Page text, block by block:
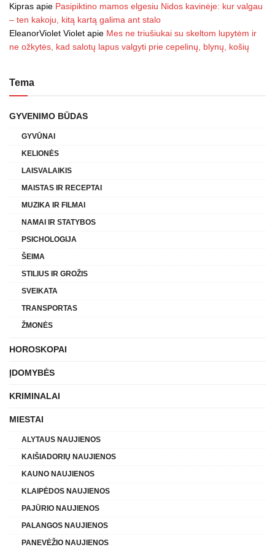
Kipras apie Pasipiktino mamos elgesiu Nidos kavinėje: kur valgau
– ten kakoju, kitą kartą galima ant stalo
EleanorViolet Violet apie Mes ne triušiukai su skeltom lupytėm ir
ne ožkytės, kad salotų lapus valgyti prie cepelinų, blynų, košių
Tema
GYVENIMO BŪDAS
GYVŪNAI
KELIONĖS
LAISVALAIKIS
MAISTAS IR RECEPTAI
MUZIKA IR FILMAI
NAMAI IR STATYBOS
PSICHOLOGIJA
ŠEIMA
STILIUS IR GROŽIS
SVEIKATA
TRANSPORTAS
ŽMONĖS
HOROSKOPAI
ĮDOMYBĖS
KRIMINALAI
MIESTAI
ALYTAUS NAUJIENOS
KAIŠIADORIŲ NAUJIENOS
KAUNO NAUJIENOS
KLAIPĖDOS NAUJIENOS
PAJŪRIO NAUJIENOS
PALANGOS NAUJIENOS
PANEVĖŽIO NAUJIENOS